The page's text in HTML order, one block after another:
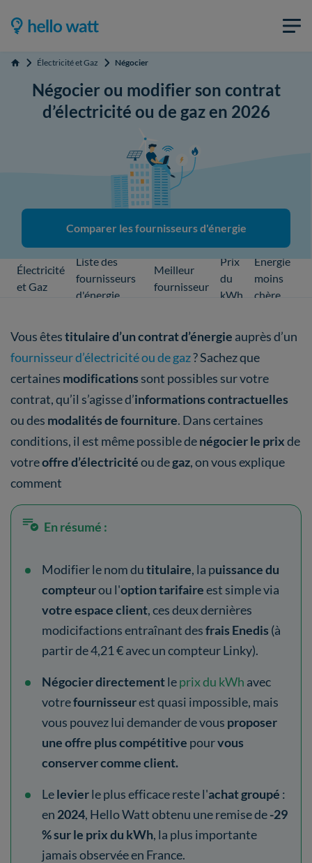
Accueil Électricité et Gaz Négocier
Négocier ou modifier son contrat
d’électricité ou de gaz en 2026
Comparer les fournisseurs d'énergie
Électricité
et Gaz
Liste des
fournisseurs
d'énergie
Meilleur
fournisseur
Prix
du
kWh
Énergie
moins
chère
Vous êtestitulaire d’un contrat d’énergie auprès d’un
fournisseur d’électricité ou de gaz? Sachez que
certaines modifications sont possibles sur votre
contrat, qu’il s’agisse d’informations contractuelles
ou des modalités de fourniture. Dans certaines
conditions, il est même possible denégocier le prixde
votreoffre d’électricitéou degaz, on vous explique
comment
En résumé :
Modifier le nom dutitulaire, la puissance du
compteurou l'option tarifaireest simple via
votre espace client, ces deux dernières
modicifactions entraînant desfrais Enedis (à
partir de 4,21 € avec un compteur Linky).
Négocier directementleprix du kWh avec
votrefournisseurest quasi impossible, mais
vous pouvez lui demander de vous proposer
une offre plus compétitive pourvous
conserver comme client.
Lelevierle plus efficace reste l'achat groupé :
en 2024, Hello Watt obtenu une remise de-29
% sur le prix du kWh, la plus importante
jamais observée en France.